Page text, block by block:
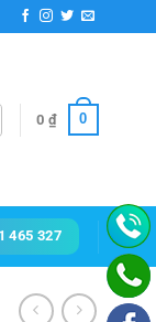
0 ₫ 0
465 327